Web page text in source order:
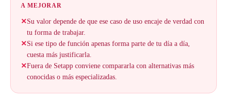
A MEJORAR
✕Su valor depende de que ese caso de uso encaje de verdad con
tu forma de trabajar.
✕Si ese tipo de función apenas forma parte de tu día a día,
cuesta más justificarla.
✕Fuera de Setapp conviene compararla con alternativas más
conocidas o más especializadas.